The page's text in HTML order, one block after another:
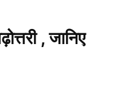
, जानिए